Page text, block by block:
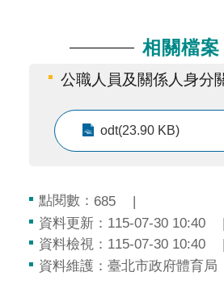
相關檔案
公職人員及關係人身分
odt(23.90 KB)
點閱數： 685
資料更新：115-07-30 10:40
資料檢視：115-07-30 10:40
資料維護：臺北市政府體育局